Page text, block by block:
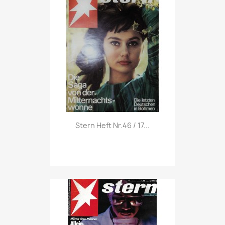
Vorschau
Stern Heft Nr.46 / 17...